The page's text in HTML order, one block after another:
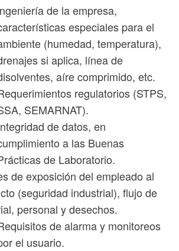
de la empresa,
especiales para el
(humedad, temperatura),
si aplica, línea de
aíre comprimido, etc.
regulatorios (STPS,
SEMARNAT).
de datos, en
a las Buenas
de Laboratorio.
de exposición del empleado al
(seguridad industrial), flujo de
personal y desechos.
de alarma y monitoreos
el usuario.